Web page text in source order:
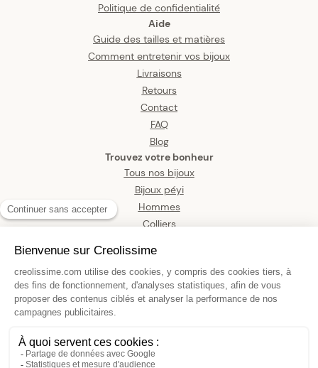
Boucles D'oreilles Or 750 Pendant
Politique de confidentialité
Aide
Guide des tailles et matières
Comment entretenir vos bijoux
Livraisons
Retours
Contact
FAQ
Blog
Trouvez votre bonheur
Tous nos bijoux
Bijoux péyi
Hommes
Colliers
Bracelets
Pendentifs
Bagues